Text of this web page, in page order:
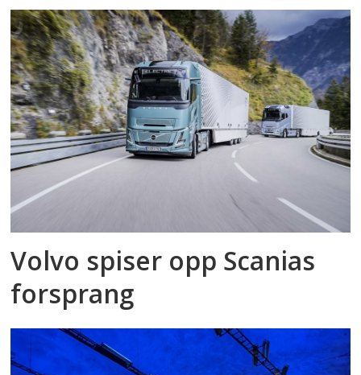
Volvo spiser opp Scanias
forsprang